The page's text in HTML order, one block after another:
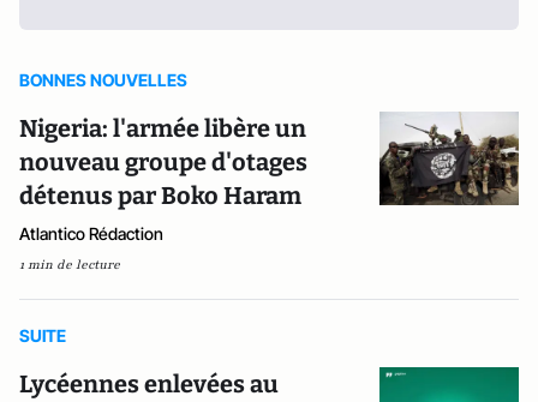
BONNES NOUVELLES
Nigeria: l'armée libère un
nouveau groupe d'otages
détenus par Boko Haram
Atlantico Rédaction
1 min de lecture
SUITE
Lycéennes enlevées au